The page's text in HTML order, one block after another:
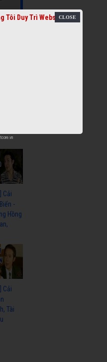
Sóng
Cải
-
Hồng
Cải
Tài
Tôi Duy Trì Website